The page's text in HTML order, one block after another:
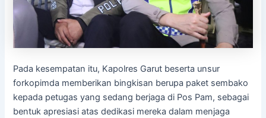
Pada kesempatan itu, Kapolres Garut beserta unsur
forkopimda memberikan bingkisan berupa paket sembako
kepada petugas yang sedang berjaga di Pos Pam, sebagai
bentuk apresiasi atas dedikasi mereka dalam menjaga